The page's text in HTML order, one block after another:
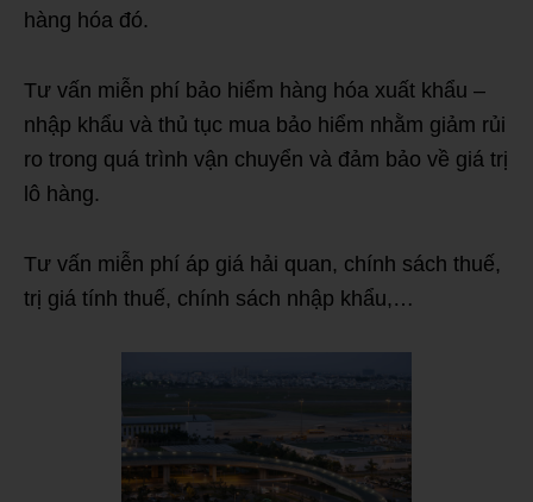
hàng hóa đó.
Tư vấn miễn phí bảo hiểm hàng hóa xuất khẩu –
nhập khẩu và thủ tục mua bảo hiểm nhằm giảm rủi
ro trong quá trình vận chuyển và đảm bảo về giá trị
lô hàng.
Tư vấn miễn phí áp giá hải quan, chính sách thuế,
trị giá tính thuế, chính sách nhập khẩu,…